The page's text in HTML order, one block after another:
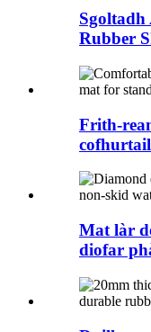
Sgoltadh
Rubber
Frith-
Mat làr
diofar